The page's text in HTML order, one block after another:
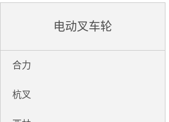
电动叉车轮
合力
杭叉